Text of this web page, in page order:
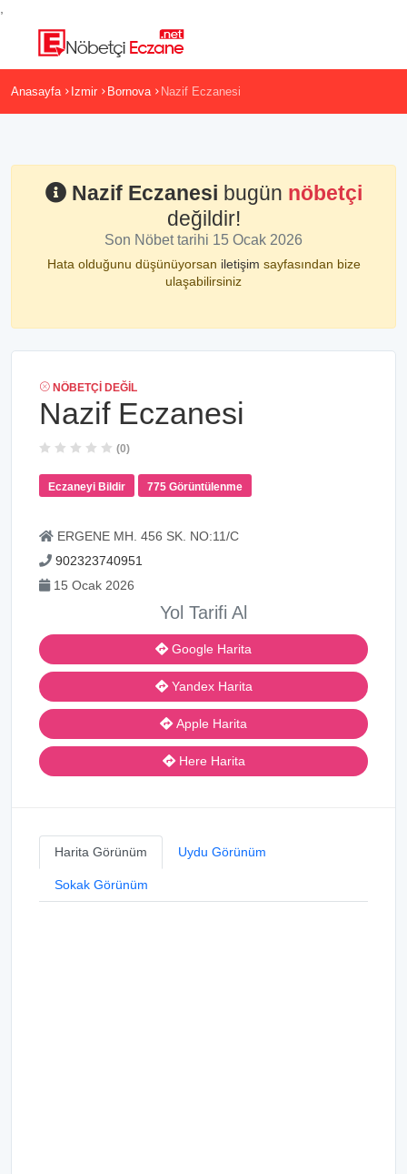
Anasayfa Izmir Bornova Nazif Eczanesi
Nazif Eczanesi bugün nöbetçi
değildir!
Son Nöbet tarihi 15 Ocak 2026
Hata olduğunu düşünüyorsan iletişim sayfasından bize
ulaşabilirsiniz
NÖBETÇI DEĞIL
Nazif Eczanesi
(0)
Eczaneyi Bildir 775 Görüntülenme
ERGENE MH. 456 SK. NO:11/C
902323740951
15 Ocak 2026
Yol Tarifi Al
Google Harita
Yandex Harita
Apple Harita
Here Harita
Harita Görünüm Uydu Görünüm
Sokak Görünüm